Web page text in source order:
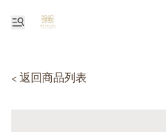
< 返回商品列表